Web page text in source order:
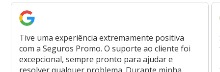
Tive uma experiência extremamente positiva
com a Seguros Promo. O suporte ao cliente foi
excepcional, sempre pronto para ajudar e